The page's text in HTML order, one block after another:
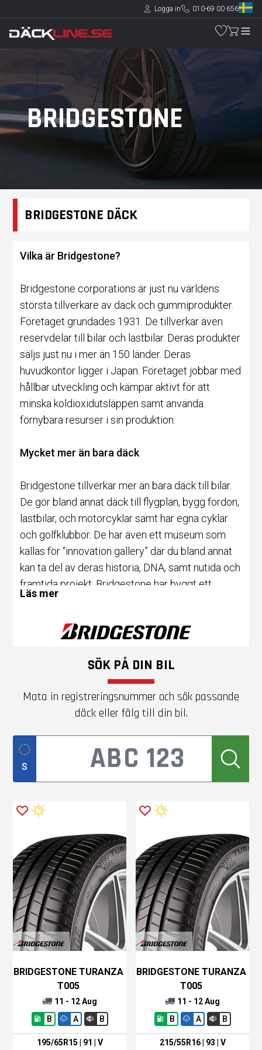
Logga in 010-69 00 656
BRIDGESTONE
BRIDGESTONE DÄCK
Vilka är Bridgestone?
Bridgestone corporations är just nu världens
största tillverkare av däck och gummiprodukter.
Företaget grundades 1931. De tillverkar även
reservdelar till bilar och lastbilar. Deras produkter
säljs just nu i mer än 150 länder. Deras
huvudkontor ligger i Japan. Företaget jobbar med
hållbar utveckling och kämpar aktivt för att
minska koldioxidutsläppen samt använda
förnybara resurser i sin produktion.
Mycket mer än bara däck
Bridgestone tillverkar mer än bara däcktill bilar.
De gör bland annat däck till flygplan, bygg fordon,
lastbilar, och motorcyklar samt har egna cyklar
och golfklubbor. De har även ett museum som
kallas för “innovation gallery” där du bland annat
kan ta del av deras historia, DNA, samt nutida och
framtida projekt. Bridgestone har byggt ett
“innovation campus” i Tokyo där företagskunder
Bridgestone är ett företag som tillverkar och
säljer ett stort utbud av produkter, men de är
mest kända för sina däck till större och mindre
vinterdäck och har vunnit många däcktester.
Bäst i testsommardäck
BRIDGESTONE TURANZA T005
betyg på inbromsningar och kurvtagning på våta
underlag. Har tilldelatsEUs miljömärkeklass A för
däckets exceptionella våtgrepp.
Bridgestone Potenza s001- Bridgestone
Potenza s001 är ett sportdäck som har high
speed performance. Det betyder att däcket
även känt för att ha en enastående våtprestanda.
Bridgestone Turanza ER200
- Ett
bränsleeffektivt sommardäck som ger stabilitet,
samt en mjuk och tyst körupplevelse. Däcket är
Läs mer
SÖK PÅ DIN BIL
Mata in registreringsnummer och sök passande
däck eller fälg till din bil.
S
BRIDGESTONE TURANZA
T005
11 - 12 Aug
B
A B
195/65R15 | 91 | V
BRIDGESTONE TURANZA
T005
11 - 12 Aug
B
A B
215/55R16 | 93 | V